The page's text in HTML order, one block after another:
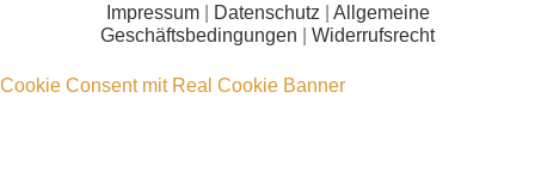
Impressum| Datenschutz
Allgemeine
Geschäftsbedingungen
Widerrufsrecht
Cookie Consent mit Real Cookie Banner